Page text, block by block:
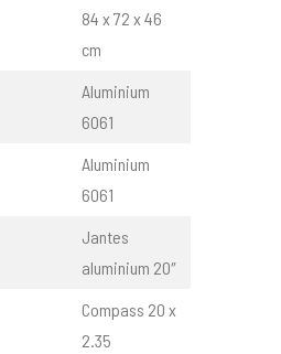
84 x 72 x 46
cm
Aluminium
6061
Aluminium
6061
Jantes
aluminium 20″
Compass 20 x
2.35